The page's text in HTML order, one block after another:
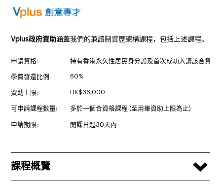
Vplus政府資助涵蓋我們的兼讀制資歷架構課程，包括上述課程。
申請資格: 持有香港永久性居民身分證及首次成功入讀該合資格
學費發還比例: 60%
資助上限: HK$36,000
可申請課程數量: 多於一個合資格課程 (至用畢資助上限為止)
申請期限: 開課日起30天內
課程概覽